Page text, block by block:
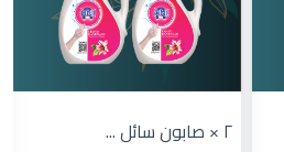
٢ × صابون سائل ...